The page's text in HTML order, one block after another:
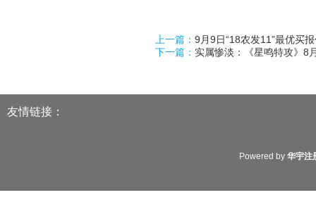
上一篇： 9月9日“18农发11”最优买
下一篇： 实属惨淡：《星鸣特攻》8
友情链接：
Powered by 华宇注